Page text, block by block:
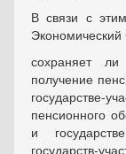
В связи с
сохраняет
получение
государстве-
пенсионного
и
государств-